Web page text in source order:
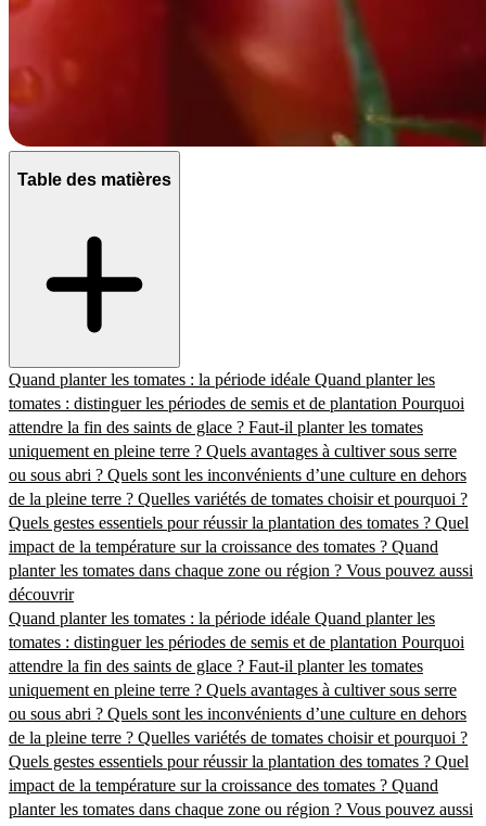
Table des matières
Quand planter les tomates : la période idéale Quand planter les
tomates : distinguer les périodes de semis et de plantation Pourquoi
attendre la fin des saints de glace ? Faut-il planter les tomates
uniquement en pleine terre ? Quels avantages à cultiver sous serre
ou sous abri ? Quels sont les inconvénients d’une culture en dehors
de la pleine terre ? Quelles variétés de tomates choisir et pourquoi ?
Quels gestes essentiels pour réussir la plantation des tomates ? Quel
impact de la température sur la croissance des tomates ? Quand
planter les tomates dans chaque zone ou région ? Vous pouvez aussi
découvrir
Quand planter les tomates : la période idéale Quand planter les
tomates : distinguer les périodes de semis et de plantation Pourquoi
attendre la fin des saints de glace ? Faut-il planter les tomates
uniquement en pleine terre ? Quels avantages à cultiver sous serre
ou sous abri ? Quels sont les inconvénients d’une culture en dehors
de la pleine terre ? Quelles variétés de tomates choisir et pourquoi ?
Quels gestes essentiels pour réussir la plantation des tomates ? Quel
impact de la température sur la croissance des tomates ? Quand
planter les tomates dans chaque zone ou région ? Vous pouvez aussi